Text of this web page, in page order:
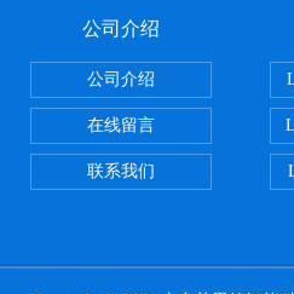
公司介绍
公司介绍
在线留言
联系我们